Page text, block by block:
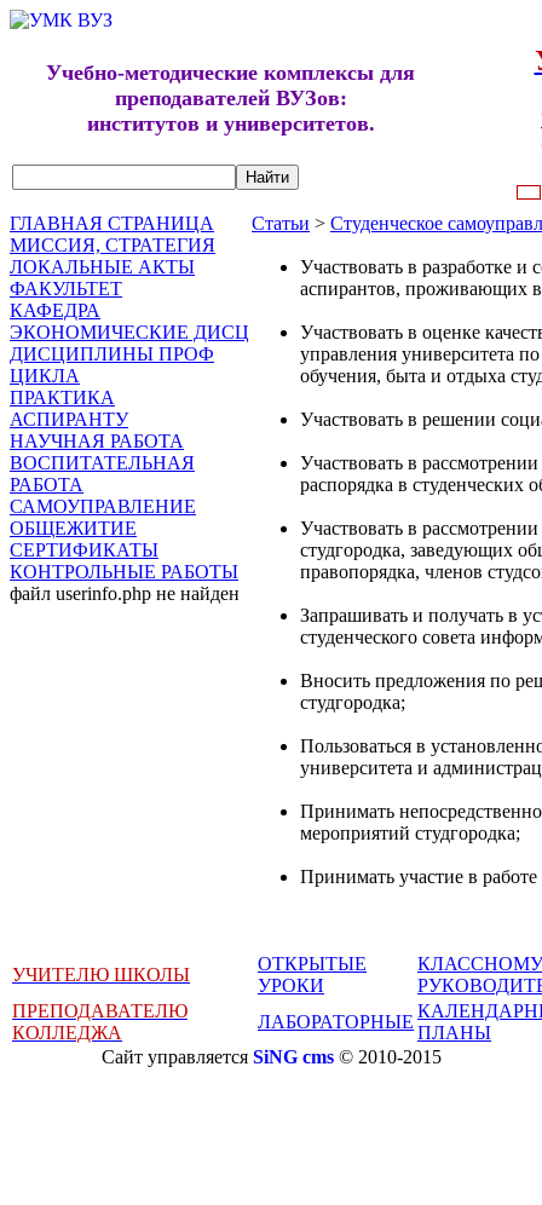
Учебно-методические комплексы для
преподавателей ВУЗов:
институтов и университетов.
ГЛАВНАЯ СТРАНИЦА
МИССИЯ, СТРАТЕГИЯ
ЛОКАЛЬНЫЕ АКТЫ
ФАКУЛЬТЕТ
КАФЕДРА
ЭКОНОМИЧЕСКИЕ ДИСЦ
ДИСЦИПЛИНЫ ПРОФ
ЦИКЛА
ПРАКТИКА
АСПИРАНТУ
НАУЧНАЯ РАБОТА
ВОСПИТАТЕЛЬНАЯ
РАБОТА
САМОУПРАВЛЕНИЕ
ОБЩЕЖИТИЕ
СЕРТИФИКАТЫ
КОНТРОЛЬНЫЕ РАБОТЫ
файл userinfo.php не найден
Статьи > Студенческое
Участвовать в разработке
аспирантов, проживающих в
Участвовать в оценке
управления университета
обучения, быта и отдыха
Участвовать в решении
Участвовать в
распорядка в
Участвовать в
студгородка, заведующих
правопорядка, членов
Запрашивать и получать в
студенческого совета
Вносить предложения по
студгородка;
Пользоваться в
университета и
Принимать
мероприятий студгородка;
Принимать участие в
УЧИТЕЛЮ ШКОЛЫ
ОТКРЫТЫЕ
УРОКИ
КЛАССНОМУ
ПРЕПОДАВАТЕЛЮ
КОЛЛЕДЖА
ЛАБОРАТОРНЫЕ
ПЛАНЫ
Сайт управляется SiNG cms© 2010-2015